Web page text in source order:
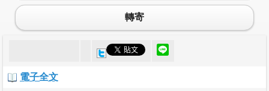
轉寄
電子全文